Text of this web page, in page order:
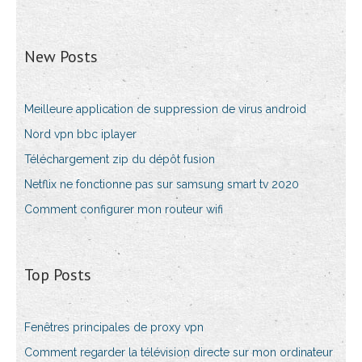
New Posts
Meilleure application de suppression de virus android
Nord vpn bbc iplayer
Téléchargement zip du dépôt fusion
Netflix ne fonctionne pas sur samsung smart tv 2020
Comment configurer mon routeur wifi
Top Posts
Fenêtres principales de proxy vpn
Comment regarder la télévision directe sur mon ordinateur